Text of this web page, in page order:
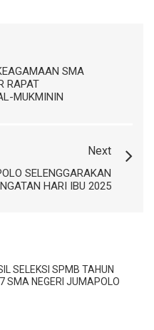
SMA
RAPAT
MUKMININ
Next
SELENGGARAKAN
HARI IBU 2025
SELEKSI SPMB TAHUN
NEGERI JUMAPOLO